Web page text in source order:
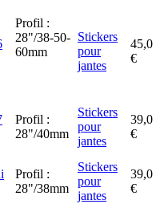
Profil :
28"/38-50-
60mm
Stickers
pour
jantes
45,0
€
Profil :
28"/40mm
Stickers
pour
jantes
39,0
€
Profil :
28"/38mm
Stickers
pour
jantes
39,0
€